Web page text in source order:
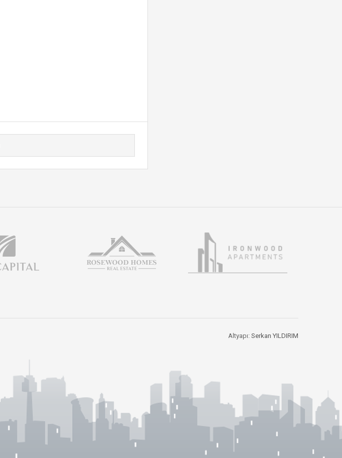
Altyapı: Serkan YILDIRIM